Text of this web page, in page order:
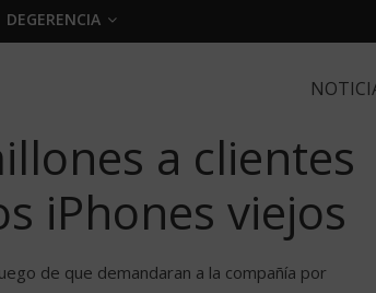
DEGERENCIA
a clientes
iPhones viejos
de que demandaran a la compañía por